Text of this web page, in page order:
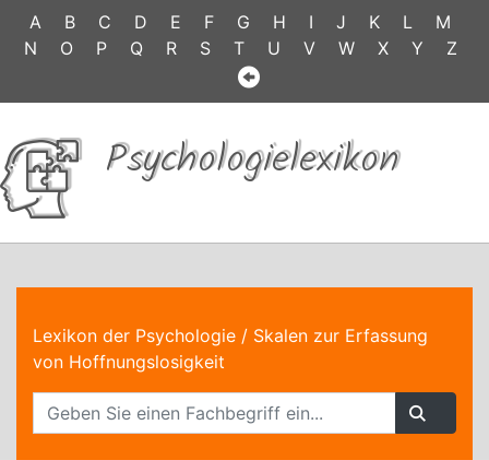
A B C D E F G H I J K L
M
N
O P Q R S T U V W X Y Z
Psychologielexikon
Lexikon der Psychologie / Skalen zur Erfassung
von Hoffnungslosigkeit